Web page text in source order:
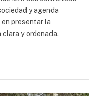
y agenda
presentar la
y ordenada.